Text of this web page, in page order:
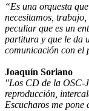
“Es una orquesta
necesitamos,
peculiar que es un
partitura y que le da
comunicación con el
Joaquín Soriano
"Los CD de la OSC-
reproducción,
Escucharos me pone